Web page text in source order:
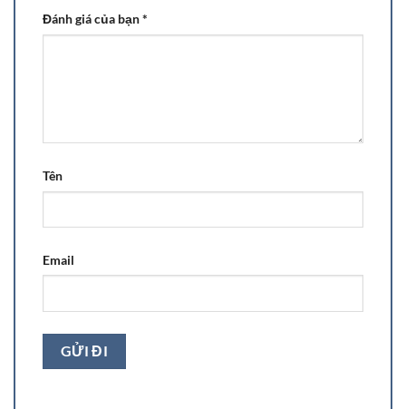
Đánh giá của bạn*
Tên
Email